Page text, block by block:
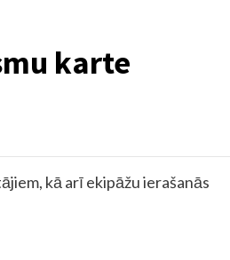
karte
kā arī ekipāžu ierašanās